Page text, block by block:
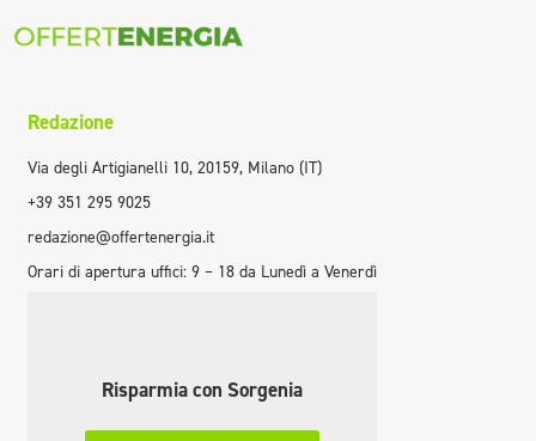
Redazione
Via degli Artigianelli 10, 20159, Milano (IT)
+39 351 295 9025
redazione@offertenergia.it
Orari di apertura uffici: 9 – 18 da Lunedì a Venerdì
Risparmia con Sorgenia